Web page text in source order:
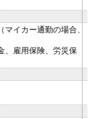
イカー通勤の場合、
、雇用保険、労災保